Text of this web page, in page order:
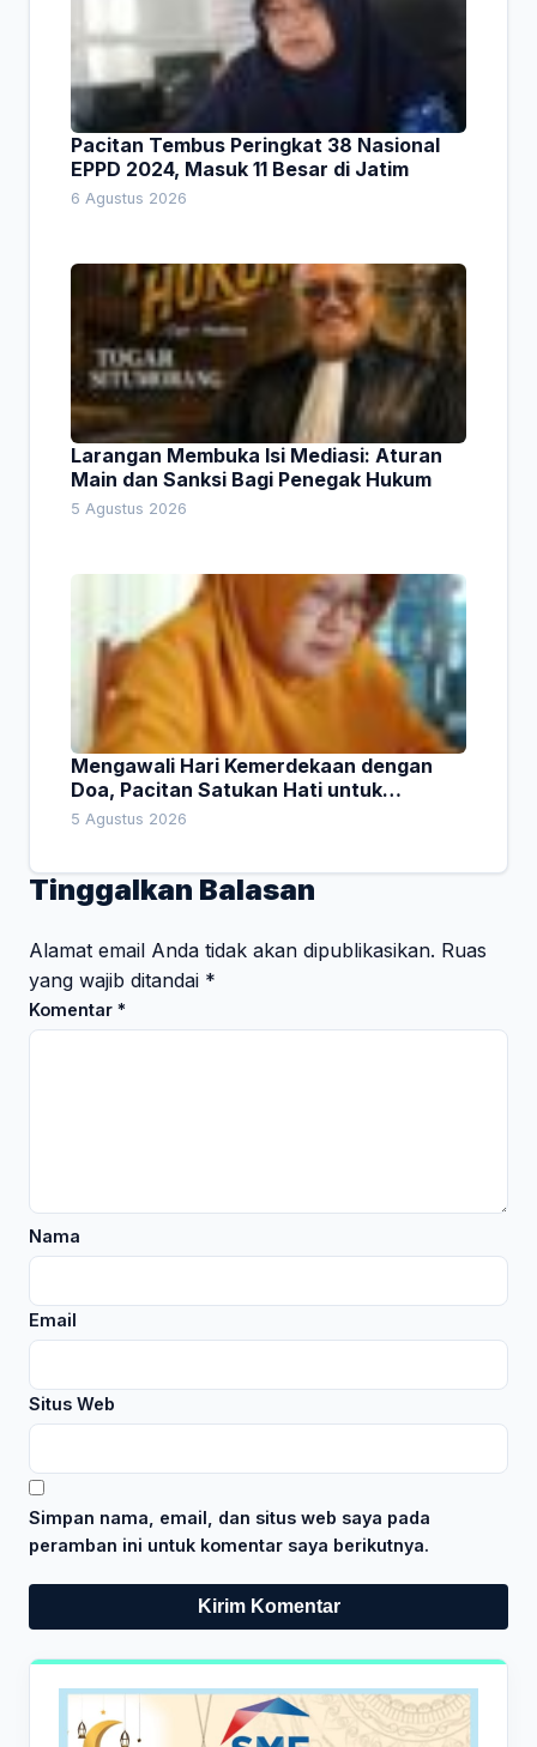
Pacitan Tembus Peringkat 38 Nasional
EPPD 2024, Masuk 11 Besar di Jatim
6 Agustus 2026
Larangan Membuka Isi Mediasi: Aturan
Main dan Sanksi Bagi Penegak Hukum
5 Agustus 2026
Mengawali Hari Kemerdekaan dengan
Doa, Pacitan Satukan Hati untuk
Indonesia
5 Agustus 2026
Tinggalkan Balasan
Alamat email Anda tidak akan dipublikasikan. Ruas
yang wajib ditandai *
Komentar *
Nama
Email
Situs Web
Simpan nama, email, dan situs web saya pada
peramban ini untuk komentar saya berikutnya.